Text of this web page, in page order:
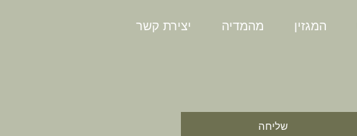
המגזין מהמדיה יצירת קשר
שליחה